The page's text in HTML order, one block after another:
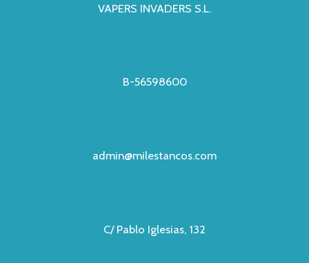
VAPERS INVADERS S.L.
B-56598600
admin@milestancos.com
C/ Pablo Iglesias, 132